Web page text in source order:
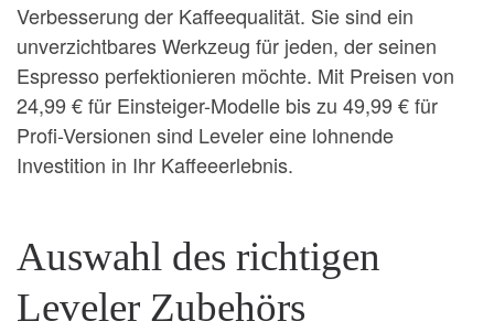
Verbesserung der Kaffeequalität. Sie sind ein
unverzichtbares Werkzeug für jeden, der seinen
Espresso perfektionieren möchte. Mit Preisen von
24,99 € für Einsteiger-Modelle bis zu 49,99 € für
Profi-Versionen sind Leveler eine lohnende
Investition in Ihr Kaffeeerlebnis.
Auswahl des richtigen
Leveler Zubehörs